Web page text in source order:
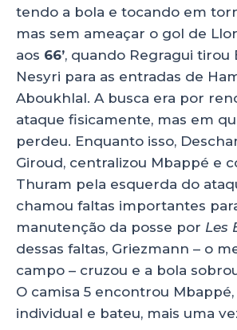
tendo a bola e tocando em
mas sem ameaçar o gol de
aos 66’, quando Regragui tirou
Nesyri para as entradas de
Aboukhlal. A busca era por
ataque fisicamente, mas em
perdeu. Enquanto isso,
Giroud, centralizou Mbappé e
Thuram pela esquerda do
chamou faltas importantes
manutenção da posse por Les
dessas faltas, Griezmann – o
campo – cruzou e a bola
O camisa 5 encontrou
individual e bateu, mais uma